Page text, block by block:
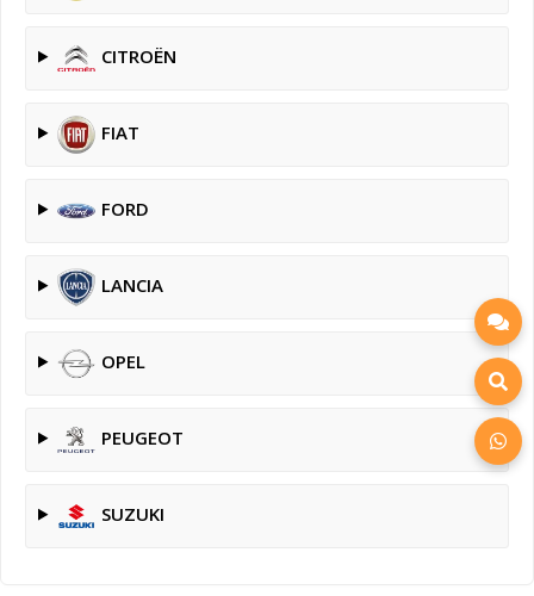
CITROËN
FIAT
FORD
LANCIA
OPEL
PEUGEOT
SUZUKI